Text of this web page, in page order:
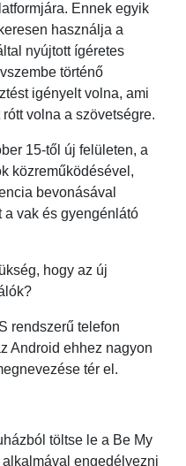
Ennek egyik
használja a
nyújtott ígéretes
történő
igényelt volna, ami
volna a szövetségre.
15-től új felületen, a
közreműködésével,
bevonásával
a vak és gyengénlátó
hogy az új
rendszerű telefon
Android ehhez nagyon
tér el.
töltse le a Be My
engedélyezni